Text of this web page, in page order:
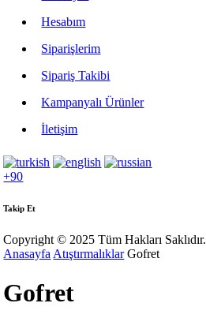
Hesabım
Siparişlerim
Sipariş Takibi
Kampanyalı Ürünler
İletişim
+90
Takip Et
Copyright © 2025 Tüm Hakları Saklıdır.
Anasayfa Atıştırmalıklar Gofret
Gofret